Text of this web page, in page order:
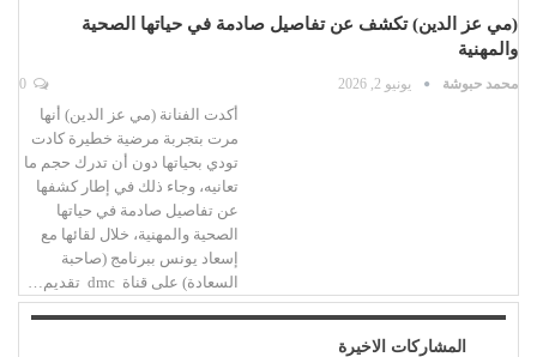
(مي عز الدين) تكشف عن تفاصيل صادمة في حياتها الصحية
والمهنية
محمد حبوشة يونيو 2, 2026
أكدت الفنانة (مي عز الدين) أنها
مرت بتجربة مرضية خطيرة كادت
تودي بحياتها دون أن تدرك حجم ما
تعانيه، وجاء ذلك في إطار كشفها
عن تفاصيل صادمة في حياتها
الصحية والمهنية، خلال لقائها مع
إسعاد يونس ببرنامج (صاحبة
السعادة) على قناة dmc تقديم…
المشاركات الاخيرة